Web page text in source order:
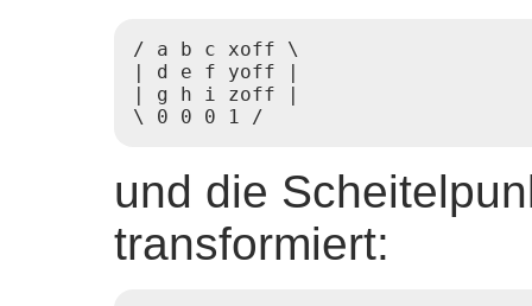
/ a b c xoff \
| d e f yoff |
| g h i zoff |
\ 0 0 0 1 /
und die
transformiert: